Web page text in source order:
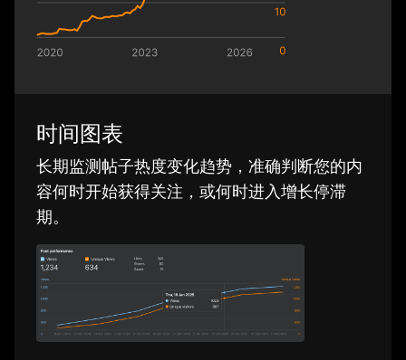
时间图表
长期监测帖子热度变化趋势，准确判断您的内
容何时开始获得关注，或何时进入增长停滞
期。